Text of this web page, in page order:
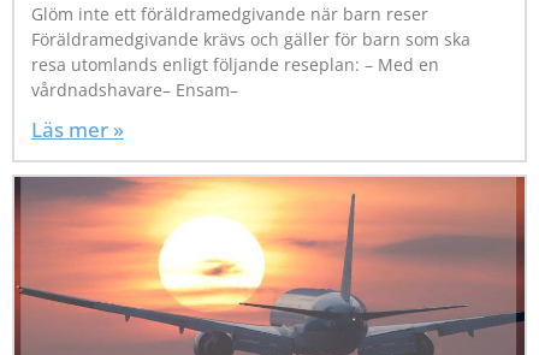
Glöm inte ett föräldramedgivande när barn reser
Föräldramedgivande krävs och gäller för barn som ska
resa utomlands enligt följande reseplan: – Med en
vårdnadshavare– Ensam–
Läs mer »